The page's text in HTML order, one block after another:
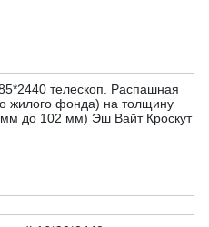
телескоп. Распашная
жилого фонда) на толщину
до 102 мм) Эш Вайт Кроскут